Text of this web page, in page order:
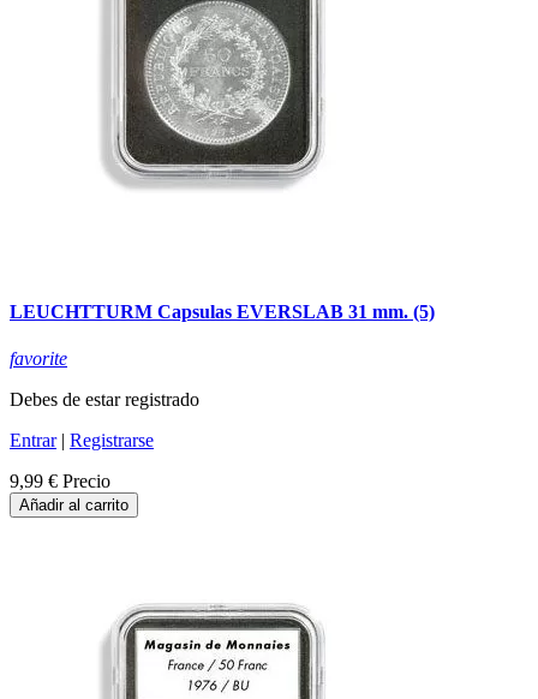
LEUCHTTURM Capsulas EVERSLAB 31 mm. (5)
favorite
Debes de estar registrado
Entrar| Registrarse
9,99 € Precio
Añadir al carrito